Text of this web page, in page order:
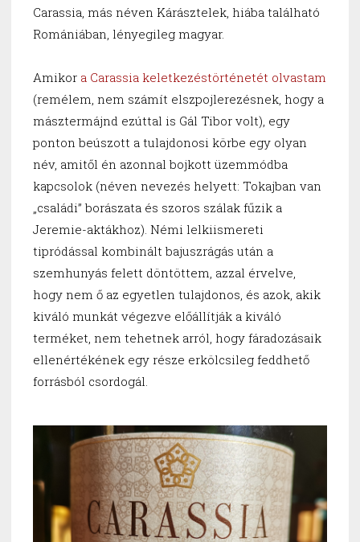
Carassia, más néven Kárásztelek, hiába található
Romániában, lényegileg magyar.
Amikor a Carassia keletkezéstörténetét olvastam
(remélem, nem számít elszpojlerezésnek, hogy a
másztermájnd ezúttal is Gál Tibor volt), egy
ponton beúszott a tulajdonosi körbe egy olyan
név, amitől én azonnal bojkott üzemmódba
kapcsolok (néven nevezés helyett: Tokajban van
„családi” borászata és szoros szálak fűzik a
Jeremie-aktákhoz). Némi lelkiismereti
tipródással kombinált bajuszrágás után a
szemhunyás felett döntöttem, azzal érvelve,
hogy nem ő az egyetlen tulajdonos, és azok, akik
kiváló munkát végezve előállítják a kiváló
terméket, nem tehetnek arról, hogy fáradozásaik
ellenértékének egy része erkölcsileg feddhető
forrásból csordogál.